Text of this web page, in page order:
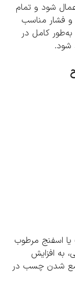
و تمام
مناسب
کامل در
مرطوب
چسب در